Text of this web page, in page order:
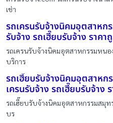
เช่า
รถเครนรับจ้างนิคมอุตสาหก
รับจ้าง รถเฮี๊ยบรับจ้าง ราคา
รถเครนรับจ้างนิคมอุตสาหกรรมหนอ
บริการ
รถเฮี๊ยบรับจ้างนิคมอุตสาหก
เครนรับจ้าง รถเฮี๊ยบรับจ้าง
รถเฮี๊ยบรับจ้างนิคมอุตสาหกรรมสมุท
บร